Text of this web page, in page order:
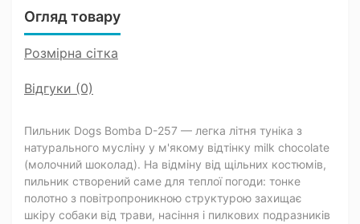
Огляд товару
Розмірна сітка
Відгуки (0)
Пильник Dogs Bomba D-257 — легка літня туніка з
натурального мусліну у м'якому відтінку milk chocolate
(молочний шоколад). На відміну від щільних костюмів,
пильник створений саме для теплої погоди: тонке
полотно з повітропроникною структурою захищає
шкіру собаки від трави, насіння і пилкових подразників